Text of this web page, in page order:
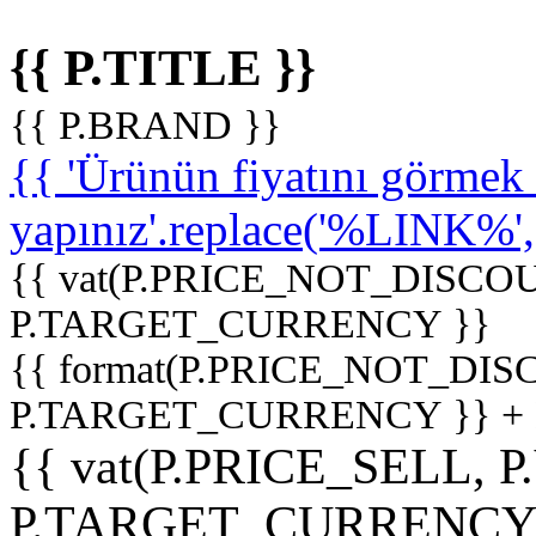
{{ P.TITLE }}
{{ P.BRAND }}
{{ 'Ürünün fiyatını
{{
P.TARGET_CURRENCY }}
{{
P.TARGET_CURRENCY }}
{{ vat(P.PRICE_SELL,